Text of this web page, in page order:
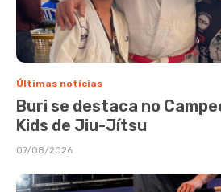
Últimas notícias
Buri se destaca no
Kids de Jiu-Jítsu
07/08/2026